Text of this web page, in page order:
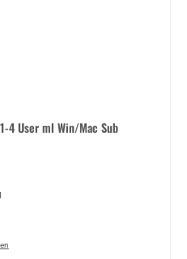
4 User ml Win/Mac Sub